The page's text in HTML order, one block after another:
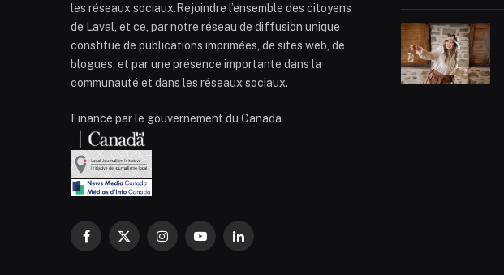
les réseaux sociaux.Rejoindre l’ensemble des citoyens
de Laval, et ce, par notre réseau de diffusion unique
constitué de publications imprimées, de sites web, de
blogues, et par une présence importante dans la
communauté et dans les réseaux sociaux.
Financé par le gouvernement du Canada
Facebook
X
InstagramYouTubeLinkedIn